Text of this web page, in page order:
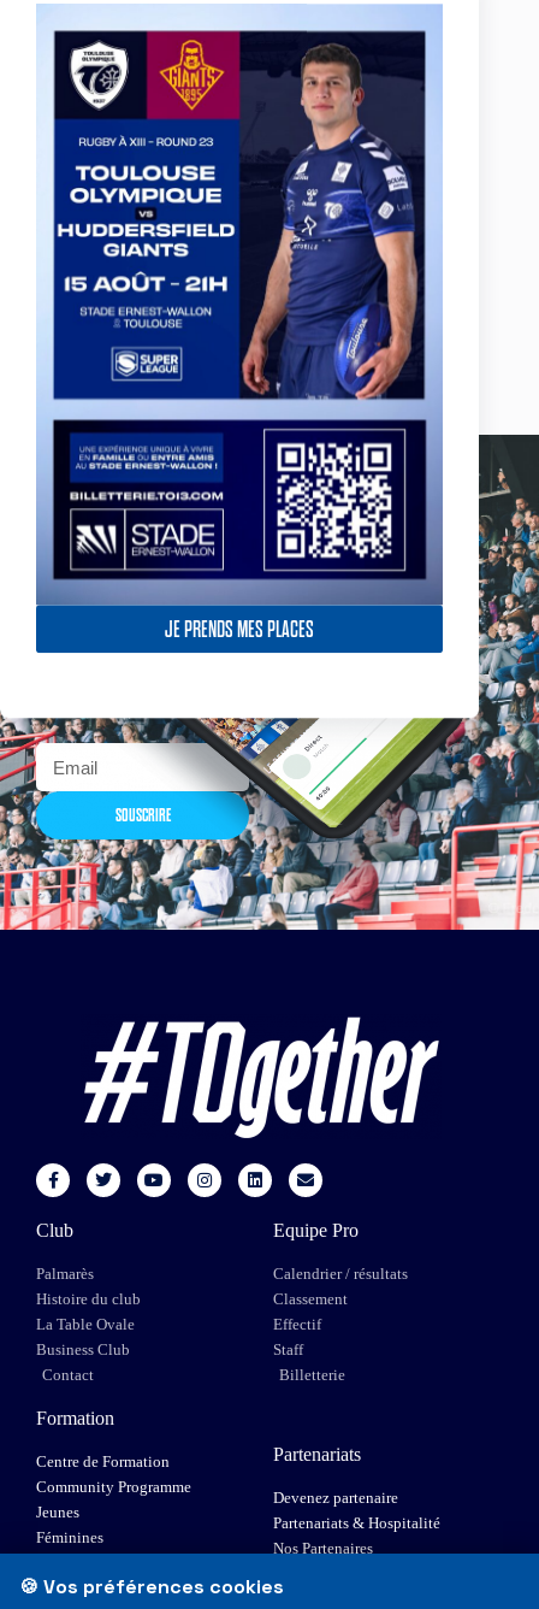
JE PRENDS MES PLACES
Actualités, nouveautés,
billetterie, remises
exceptionnelles dans la
SOUSCRIRE
Club
Palmarès
Histoire du club
La Table Ovale
Business Club
Contact
Equipe Pro
Calendrier / résultats
Classement
Effectif
Staff
Billetterie
Formation
Centre de Formation
Community Programme
Jeunes
Féminines
Elite 1
Partenariats
Devenez partenaire
Partenariats & Hospitalité
Nos Partenaires
🍪 Vos préférences cookies